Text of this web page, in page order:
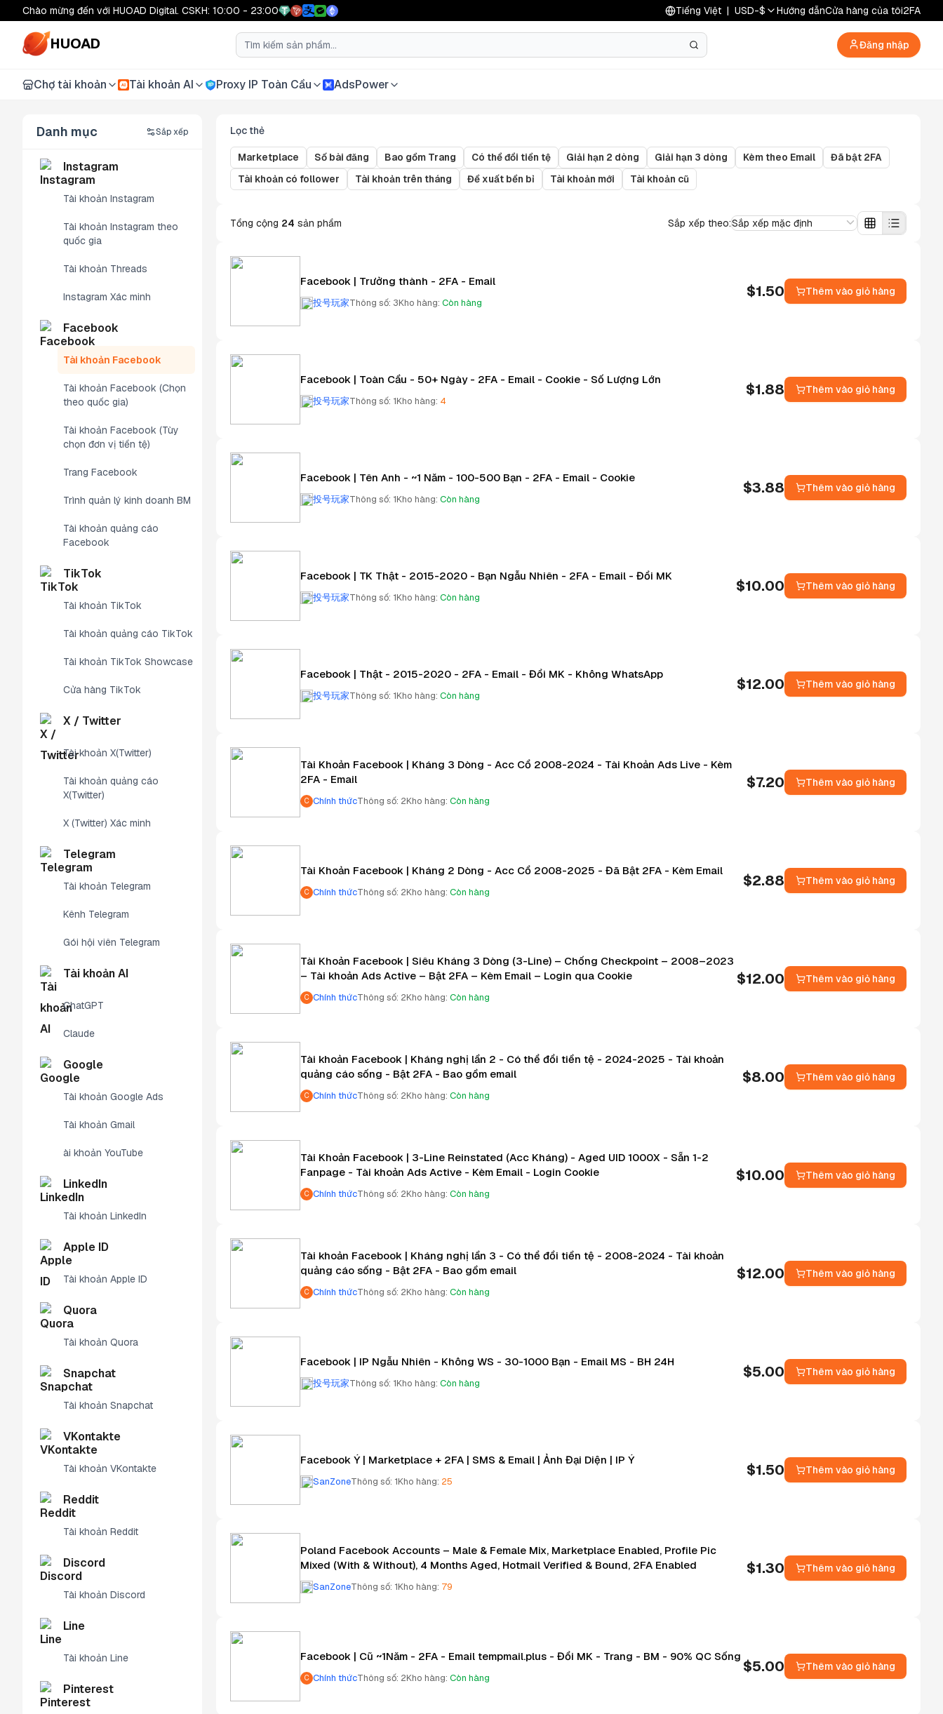
Chào mừng đến với HUOAD Digital. CSKH: 10:00 - 23:00 Tiếng Việt | USD-$ Hướng dẫnCửa hàng của tôi2FA
HUOAD Đăng nhập
Chợ tài khoản AI Tài khoản AI Proxy IP Toàn Cầu AdsPower
Danh mục Sắp xếp
Instagram
Tài khoản Instagram
Tài khoản Instagram theo
quốc gia
Tài khoản Threads
Instagram Xác minh
Facebook
Tài khoản Facebook
Tài khoản Facebook (Chọn
theo quốc gia)
Tài khoản Facebook (Tùy
chọn đơn vị tiền tệ)
Trang Facebook
Trình quản lý kinh doanh BM
Tài khoản quảng cáo
Facebook
TikTok
Tài khoản TikTok
Tài khoản quảng cáo TikTok
Tài khoản TikTok Showcase
Cửa hàng TikTok
X / Twitter
Tài khoản X(Twitter)
Tài khoản quảng cáo
X(Twitter)
X (Twitter) Xác minh
Telegram
Tài khoản Telegram
Kênh Telegram
Gói hội viên Telegram
Tài khoản AI
ChatGPT
Claude
Google
Tài khoản Google Ads
Tài khoản Gmail
ài khoản YouTube
LinkedIn
Tài khoản LinkedIn
Apple ID
Tài khoản Apple ID
Quora
Tài khoản Quora
Snapchat
Tài khoản Snapchat
VKontakte
Tài khoản VKontakte
Reddit
Tài khoản Reddit
Discord
Tài khoản Discord
Line
Tài khoản Line
Pinterest
Lọc thẻ
Marketplace Số bài đăng Bao gồm Trang Có thể đổi tiền tệ Giải hạn 2 dòng Giải hạn 3 dòng Kèm theo Email
Đã bật 2FA
Tài khoản có follower
Tài khoản trên tháng Đề xuất bền bỉ Tài khoản mới Tài khoản cũ
Tổng cộng 24 sản phẩm Sắp xếp theo:Sắp xếp mặc định
Facebook | Trưởng thành - 2FA - Email
投号玩家Thông số: 3Kho hàng: Còn hàng
$1.50 Thêm vào giỏ hàng
Facebook | Toàn Cầu - 50+ Ngày - 2FA - Email - Cookie - Số Lượng Lớn
投号玩家Thông số: 1Kho hàng: 4
$1.88 Thêm vào giỏ hàng
Facebook | Tên Anh - ~1 Năm - 100-500 Bạn - 2FA - Email - Cookie
投号玩家Thông số: 1Kho hàng: Còn hàng
$3.88 Thêm vào giỏ hàng
Facebook | TK Thật - 2015-2020 - Bạn Ngẫu Nhiên - 2FA - Email - Đổi MK
投号玩家Thông số: 1Kho hàng: Còn hàng
$10.00 Thêm vào giỏ hàng
Facebook | Thật - 2015-2020 - 2FA - Email - Đổi MK - Không WhatsApp
投号玩家Thông số: 1Kho hàng: Còn hàng
$12.00 Thêm vào giỏ hàng
Tài Khoản Facebook | Kháng 3 Dòng - Acc Cổ 2008-2024 - Tài Khoản Ads Live - Kèm
2FA - Email
C Chính thứcThông số: 2Kho hàng: Còn hàng
$7.20 Thêm vào giỏ hàng
Tài Khoản Facebook | Kháng 2 Dòng - Acc Cổ 2008-2025 - Đã Bật 2FA - Kèm Email
C Chính thứcThông số: 2Kho hàng: Còn hàng
$2.88 Thêm vào giỏ hàng
Tài Khoản Facebook | Siêu Kháng 3 Dòng (3-Line) – Chống Checkpoint – 2008–2023
– Tài khoản Ads Active – Bật 2FA – Kèm Email – Login qua Cookie
C Chính thứcThông số: 2Kho hàng: Còn hàng
$12.00 Thêm vào giỏ hàng
Tài khoản Facebook | Kháng nghị lần 2 - Có thể đổi tiền tệ - 2024-2025 - Tài khoản
quảng cáo sống - Bật 2FA - Bao gồm email
C Chính thứcThông số: 2Kho hàng: Còn hàng
$8.00 Thêm vào giỏ hàng
Tài Khoản Facebook | 3-Line Reinstated (Acc Kháng) - Aged UID 1000X - Sẵn 1-2
Fanpage - Tài khoản Ads Active - Kèm Email - Login Cookie
C Chính thứcThông số: 2Kho hàng: Còn hàng
$10.00 Thêm vào giỏ hàng
Tài khoản Facebook | Kháng nghị lần 3 - Có thể đổi tiền tệ - 2008-2024 - Tài khoản
quảng cáo sống - Bật 2FA - Bao gồm email
C Chính thứcThông số: 2Kho hàng: Còn hàng
$12.00 Thêm vào giỏ hàng
Facebook | IP Ngẫu Nhiên - Không WS - 30-1000 Bạn - Email MS - BH 24H
投号玩家Thông số: 1Kho hàng: Còn hàng
$5.00 Thêm vào giỏ hàng
Facebook Ý | Marketplace + 2FA | SMS & Email | Ảnh Đại Diện | IP Ý
SanZoneThông số: 1Kho hàng: 25
$1.50 Thêm vào giỏ hàng
Poland Facebook Accounts – Male & Female Mix, Marketplace Enabled, Profile Pic
Mixed (With & Without), 4 Months Aged, Hotmail Verified & Bound, 2FA Enabled
SanZoneThông số: 1Kho hàng: 79
$1.30 Thêm vào giỏ hàng
Facebook | Cũ ~1Năm - 2FA - Email tempmail.plus - Đổi MK - Trang - BM - 90% QC Sống
C Chính thứcThông số: 2Kho hàng: Còn hàng
$5.00 Thêm vào giỏ hàng